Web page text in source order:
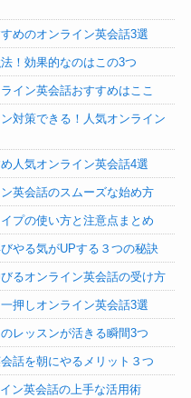
めのオンライン英会話3選
！効果的なのはこの3つ
イン英会話おすすめはここ
対策できる！人気オンライン
人気オンライン英会話4選
英会話のスムーズな始め方
プの使い方と注意点まとめ
やる気がUPする３つの秘訣
るオンライン英会話の受け方
押しオンライン英会話3選
レッスンが活きる瞬間3つ
話を朝にやるメリット３つ
ン英会話の上手な活用術